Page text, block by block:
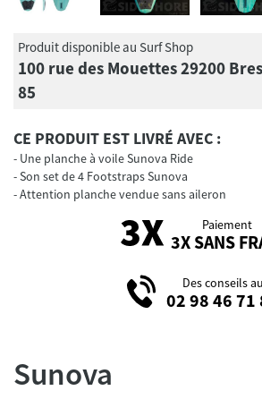
Produit disponible au Surf Shop
100 rue des Mouettes 29200
85
CE PRODUIT EST LIVRÉ AVEC :
Une planche à voile Sunova Ride
Son set de 4 Footstraps Sunova
Attention planche vendue sans aileron
Paiement
3X SANS
Des conseils au
02 98 46 71
Sunova